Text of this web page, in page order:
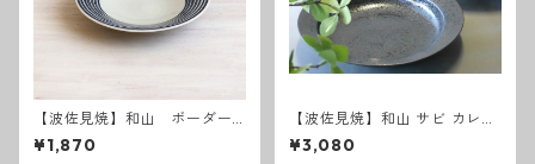
【波佐見焼】和山 ボーダー
柄 「藍駒」6寸皿
¥1,870
【波佐見焼】和山 サビ カレー
パスタ カレー皿 パスタ皿 和モ
ダン シンプル シック おしゃれ
¥3,080